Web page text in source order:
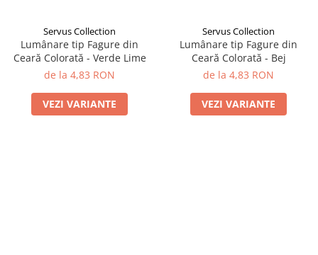
Servus Collection
Lumânare tip Fagure din
Ceară Colorată - Verde Lime
de la 4,83 RON
VEZI VARIANTE
Servus Collection
Lumânare tip Fagure din
Ceară Colorată - Bej
de la 4,83 RON
VEZI VARIANTE